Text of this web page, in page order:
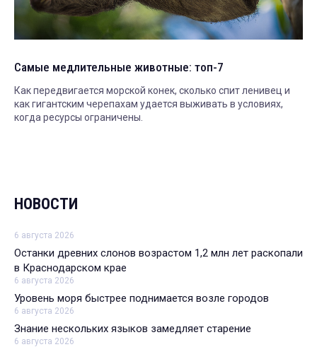
Самые медлительные животные: топ-7
Как передвигается морской конек, сколько спит ленивец и
как гигантским черепахам удается выживать в условиях,
когда ресурсы ограничены.
НОВОСТИ
6 августа 2026
Останки древних слонов возрастом 1,2 млн лет раскопали
в Краснодарском крае
6 августа 2026
Уровень моря быстрее поднимается возле городов
6 августа 2026
Знание нескольких языков замедляет старение
6 августа 2026